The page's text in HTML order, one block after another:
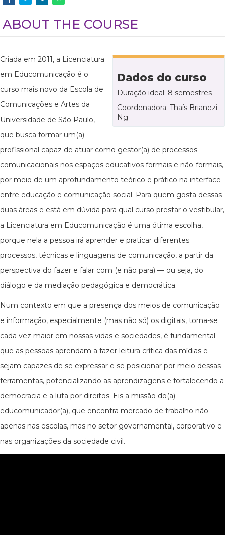
ABOUT THE COURSE
Dados do curso
Duração ideal: 8 semestres
Coordenadora: Thaís Brianezi
Ng
Criada em 2011, a Licenciatura
em Educomunicação é o
curso mais novo da Escola de
Comunicações e Artes da
Universidade de São Paulo,
que busca formar um(a)
profissional capaz de atuar como gestor(a) de processos
comunicacionais nos espaços educativos formais e não-formais,
por meio de um aprofundamento teórico e prático na interface
entre educação e comunicação social. Para quem gosta dessas
duas áreas e está em dúvida para qual curso prestar o vestibular,
a Licenciatura em Educomunicação é uma ótima escolha,
porque nela a pessoa irá aprender e praticar diferentes
processos, técnicas e linguagens de comunicação, a partir da
perspectiva do fazer e falar com (e não para) — ou seja, do
diálogo e da mediação pedagógica e democrática.
Num contexto em que a presença dos meios de comunicação
e informação, especialmente (mas não só) os digitais, torna-se
cada vez maior em nossas vidas e sociedades, é fundamental
que as pessoas aprendam a fazer leitura crítica das mídias e
sejam capazes de se expressar e se posicionar por meio dessas
ferramentas, potencializando as aprendizagens e fortalecendo a
democracia e a luta por direitos. Eis a missão do(a)
educomunicador(a), que encontra mercado de trabalho não
apenas nas escolas, mas no setor governamental, corporativo e
nas organizações da sociedade civil.